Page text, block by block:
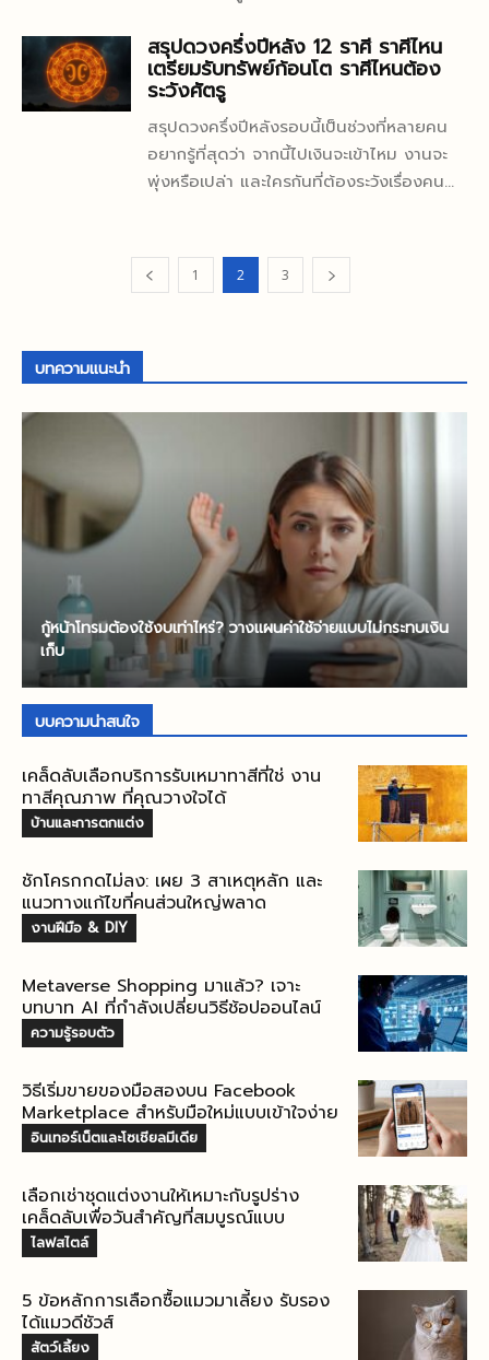
การมองทั้งเมืองในฐานะงานออกแบบที่มีความ
หมายทางประวัติศาสตร์ซ่อนอยู่ทุกชั้น คำถาม
ที่น่าสนใจก็คือ ถ้ามองด้วยสายตาของนัก
ประวัติศาสตร์ ความงามของหงสาวดีอยู่ตรง
ไหนกันแน่ อยู่ที่ยอดเจดีย์สีทองซึ่งมองเห็นแต่
ไกล อยู่ที่ผังเมืองซึ่งจัดวางอย่างมีนัยทางการ
อาจไม่ใช่อย่างใดอย่างหนึ่ง แต่เป็นความงาม
แบบที่เกิดจากหลายองค์ประกอบทำงานร่วมกัน
ยื่นภาษีผิด แล้วจะเริ่มแก้ตรงไหนก่อน
บทความนี้จะช่วยเรียงขั้นตอนให้เห็นภาพแบบ
เข้าใจง่าย ไม่ตื่น ไม่มั่ว และไม่ปล่อยให้เรื่อง
เล็กกลายเป็นเรื่องแพง สิ่งสำคัญที่สุดคือ
อย่าคิดว่าพอยื่นไปแล้วจะย้อนกลับไม่ได้
เพราะในทางปฏิบัติยังมีทางแก้ ไม่ว่าจะเป็นการ
ต้องจ่ายหรือภาษีที่ขอคืน ประเด็นคือคุณต้อง
รู้ก่อนว่า “ผิดแบบไหน” และ “ควรแก้ผ่านช่อง
ยื่นแบบภาษีไม่ได้มีน้ำหนักเท่ากันทั้งหมด...
สรุปดวงครึ่งปีหลัง 12 ราศี ราศีไหน
เตรียมรับทรัพย์ก้อนโต ราศีไหนต้อง
ระวังศัตรู
สรุปดวงครึ่งปีหลังรอบนี้เป็นช่วงที่หลายคน
อยากรู้ที่สุดว่า จากนี้ไปเงินจะเข้าไหม งานจะ
พุ่งหรือเปล่า และใครกันที่ต้องระวังเรื่องคน
ก้อนโต และแรงปะทะจากคนที่มองเราไม่ค่อยดี
นัก บทความนี้สรุปแบบอ่านง่าย แต่ลงลึกกว่า
1 2 3
บทความแนะนำ
กู้หน้าโทรมต้องใช้งบเท่าไหร่? วางแผนค่าใช้จ่ายแบบไม่กระทบเงิน
เก็บ
บบความน่าสนใจ
เคล็ดลับเลือกบริการรับเหมาทาสีที่ใช่ งาน
ทาสีคุณภาพ ที่คุณวางใจได้
บ้านและการตกแต่ง
ชักโครกกดไม่ลง: เผย 3 สาเหตุหลัก และ
แนวทางแก้ไขที่คนส่วนใหญ่พลาด
งานฝีมือ & DIY
Metaverse Shopping มาแล้ว? เจาะ
บทบาท AI ที่กำลังเปลี่ยนวิธีช้อปออนไลน์
ความรู้รอบตัว
วิธีเริ่มขายของมือสองบน Facebook
Marketplace สำหรับมือใหม่แบบเข้าใจง่าย
อินเทอร์เน็ตและโซเชียลมีเดีย
เลือกเช่าชุดแต่งงานให้เหมาะกับรูปร่าง
เคล็ดลับเพื่อวันสำคัญที่สมบูรณ์แบบ
ไลฟสไตล์
5 ข้อหลักการเลือกซื้อแมวมาเลี้ยง รับรอง
ได้แมวดีชัวส์
สัตว์เลี้ยง